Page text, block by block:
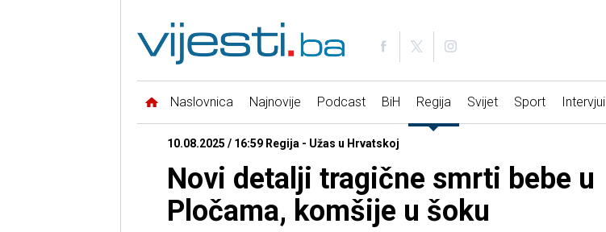
Naslovnica Najnovije Podcast BiH Regija Svijet Sport Intervjui
10.08.2025 / 16:59 Regija - Užas u Hrvatskoj
Novi detalji tragične smrti bebe u
Pločama, komšije u šoku